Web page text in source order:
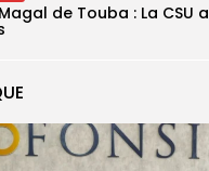
de Touba : La CSU